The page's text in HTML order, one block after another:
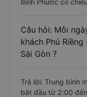
Bình Phước có
Câu hỏi: Mỗi
khách Phú
Sài Gòn ?
Trả lời: Trung bình
bắt đầu từ 2:00